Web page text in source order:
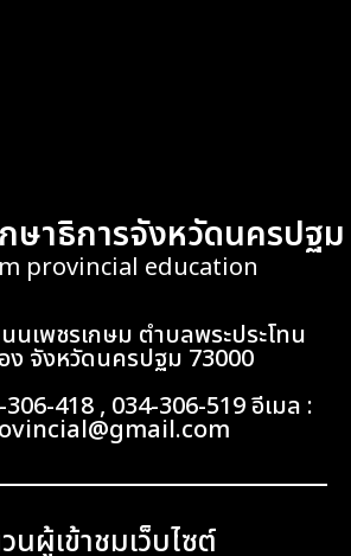
ษาธิการจังหวัดนครปฐม
provincial education
นเพชรเกษม ตำบลพระประโทน
อง จังหวัดนครปฐม 73000
418 , 034-306-519 อีเมล :
นผู้เข้าชมเว็บไซต์